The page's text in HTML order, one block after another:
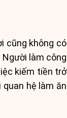
cũng không có
làm công
kiếm tiền trở
hệ làm ăn